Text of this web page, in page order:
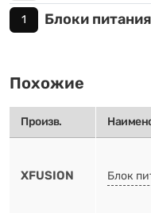
1 Блоки питания
Похожие
Произв.
XFUSION Блок